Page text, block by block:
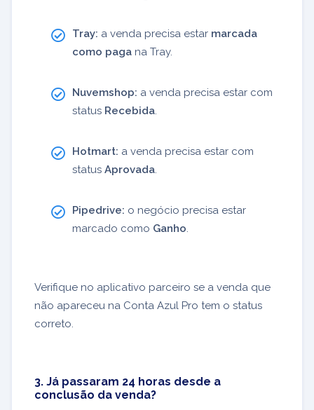
Tray: a venda precisa estar marcada
como paga na Tray.
Nuvemshop: a venda precisa estar com
status Recebida.
Hotmart: a venda precisa estar com
status Aprovada.
Pipedrive: o negócio precisa estar
marcado como Ganho.
Verifique no aplicativo parceiro se a venda que
não apareceu na Conta Azul Pro tem o status
correto.
3. Já passaram 24 horas desde a
conclusão da venda?